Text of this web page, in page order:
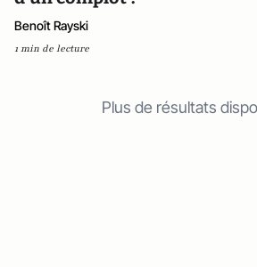
Benoît Rayski
1 min de lecture
Plus de résultats